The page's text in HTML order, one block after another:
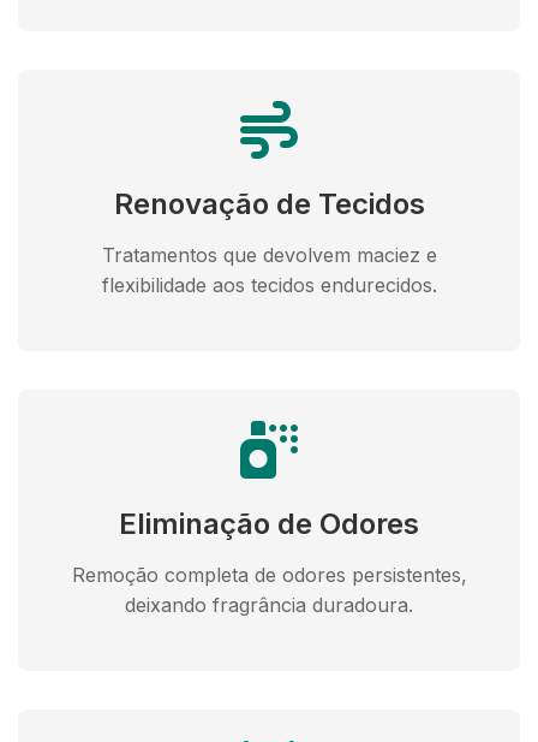
Renovação de Tecidos
Tratamentos que devolvem maciez e
flexibilidade aos tecidos endurecidos.
Eliminação de Odores
Remoção completa de odores persistentes,
deixando fragrância duradoura.